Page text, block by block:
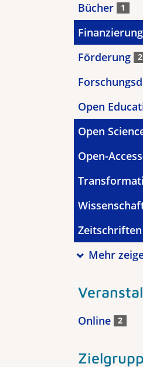
Bücher 1
Finanzierung
Förderung 2
Open
Open
Open-
Zeitschriften
Mehr
Online 2